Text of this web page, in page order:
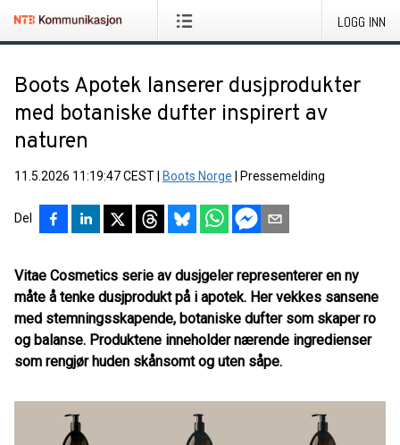
LOGG INN
Boots Apotek lanserer dusjprodukter
med botaniske dufter inspirert av
naturen
11.5.2026 11:19:47 CEST Boots Norge Pressemelding
Del
Vitae Cosmetics serie av dusjgeler representerer en ny
måte å tenke dusjprodukt på i apotek. Her vekkes sansene
med stemningsskapende, botaniske dufter som skaper ro
og balanse. Produktene inneholder nærende ingredienser
som rengjør huden skånsomt og uten såpe.